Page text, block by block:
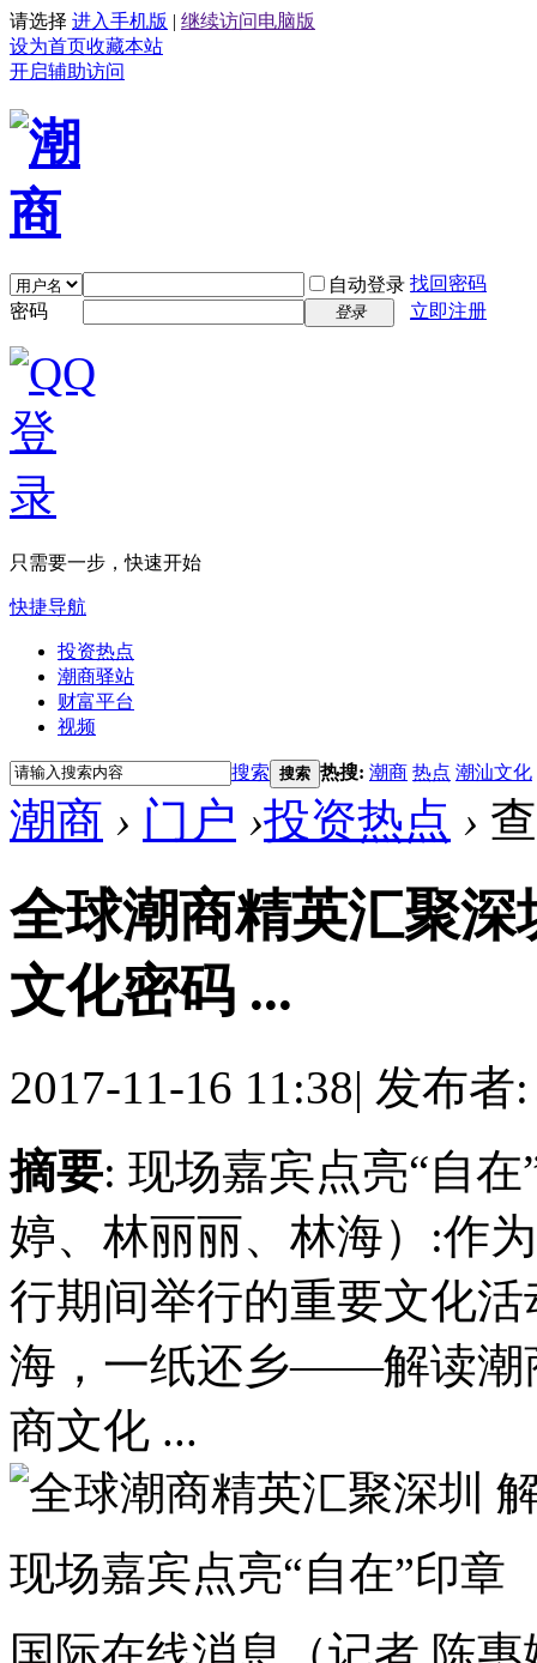
请选择 进入手机版 | 继续访问电脑版
设为首页收藏本站
开启辅助访问
自动登录 找回密码
密码
登录 立即注册
只需要一步，快速开始
快捷导航
投资热点
潮商驿站
财富平台
视频
搜索 搜索 热搜: 潮商 热点 潮汕文化
潮商 › 门户 ›投资热点 ›
全球潮商精英汇聚
文化密码 ...
2017-11-16 11:38| 发布者
摘要: 现场嘉宾点亮“自
婷、林丽丽、林海）:作
行期间举行的重要文化
海，一纸还乡——解读潮
商文化 ...
现场嘉宾点亮“自在”印章